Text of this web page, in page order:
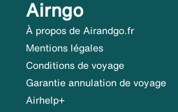
Airngo
À propos de Airandgo.fr
Mentions légales
Conditions de voyage
Garantie annulation de voyage
Airhelp+